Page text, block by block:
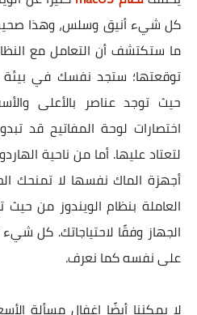
كل شيء أنيق وسلس، وهذا
ما ستكتشف أن التعامل مع
توقعتها؛ ستجد نفسك في بيئة
حيث توجد عناصر بالأعلى
اختصارات لوحة المفاتيح قد
لتعتاد عليها. أما من ناحية
أجهزة الماك نفسها لا تمنحك
العاملة بنظام الويندوز من
الجهاز وفقًا لاحتياجاتك. كل
على نفسه كما نعرف.
لا يمكننا أيضًا إغفال مسألة